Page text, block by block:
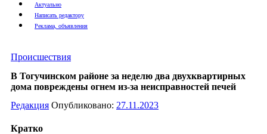
Актуально
Написать редактору
Реклама, объявления
Происшествия
В Тогучинском районе за неделю два двухквартирных
дома повреждены огнем из-за неисправностей печей
Редакция Опубликовано: 27.11.2023
Кратко